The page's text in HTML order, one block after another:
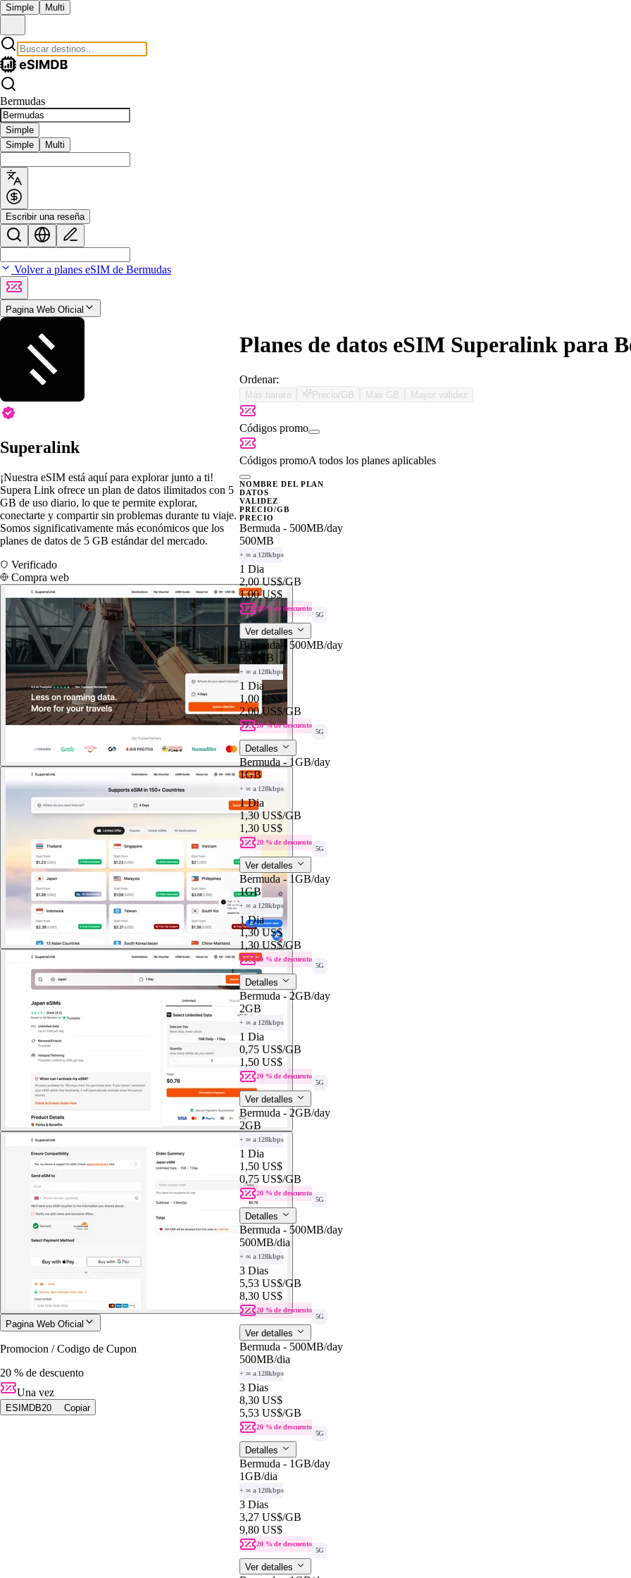
Simple Multi
Bermudas
Simple
Simple
Multi
Escribir una reseña
Volver a planes eSIM de Bermudas
Pagina Web Oficial
Superalink
¡Nuestra eSIM está aquí para explorar junto a ti!
Supera Link ofrece un plan de datos ilimitados con 5
GB de uso diario, lo que te permite explorar,
conectarte y compartir sin problemas durante tu viaje.
Somos significativamente más económicos que los
planes de datos de 5 GB estándar del mercado.
Verificado
Compra web
Pagina Web Oficial
Promocion / Codigo de Cupon
20 % de descuento
Una vez
ESIMDB20 Copiar
Planes de datos eSIM Superalink para
Ordenar:
Más barato Precio/GB Más GB Mayor validez
Códigos promo
Códigos promoA todos los planes aplicables
NOMBRE DEL PLAN
DATOS
VALIDEZ
PRECIO/GB
PRECIO
Bermuda - 500MB/day
500MB
+ ∞ a 128kbps
1 Dia
2,00 US$/GB
1,00 US$
20 % de descuento
5G
Ver detalles
Bermuda - 500MB/day
500MB
+ ∞ a 128kbps
1 Dia
1,00 US$
2,00 US$/GB
20 % de descuento
5G
Detalles
Bermuda - 1GB/day
1GB
+ ∞ a 128kbps
1 Dia
1,30 US$/GB
1,30 US$
20 % de descuento
5G
Ver detalles
Bermuda - 1GB/day
1GB
+ ∞ a 128kbps
1 Dia
1,30 US$
1,30 US$/GB
20 % de descuento
5G
Detalles
Bermuda - 2GB/day
2GB
+ ∞ a 128kbps
1 Dia
0,75 US$/GB
1,50 US$
20 % de descuento
5G
Ver detalles
Bermuda - 2GB/day
2GB
+ ∞ a 128kbps
1 Dia
1,50 US$
0,75 US$/GB
20 % de descuento
5G
Detalles
Bermuda - 500MB/day
500MB/dia
+ ∞ a 128kbps
3 Dias
5,53 US$/GB
8,30 US$
20 % de descuento
5G
Ver detalles
Bermuda - 500MB/day
500MB/dia
+ ∞ a 128kbps
3 Dias
8,30 US$
5,53 US$/GB
20 % de descuento
5G
Detalles
Bermuda - 1GB/day
1GB/dia
+ ∞ a 128kbps
3 Dias
3,27 US$/GB
9,80 US$
20 % de descuento
5G
Ver detalles